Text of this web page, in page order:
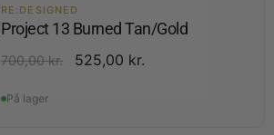
RE:DESIGNED
Project 13 Burned Tan/Gold
700,00kr. 525,00 kr.
På lager